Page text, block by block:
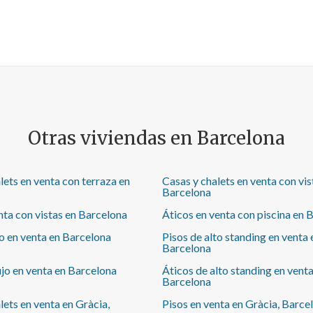
como supermercados, farmacias, colegios, hospitales
y restaurantes con terrazas. Además, está rodeado de
con el resto de la ciudad, con la parada de metro
Penitents (L3) a solo 7 minutos andando y muy cerca
de la salida 6 de la Ronda de Dalt (B-20).
Otras viviendas en Barcelona
en venta con terraza en
Casas y chalets en venta con
Barcelona
con vistas en Barcelona Áticos en venta con piscina en
en venta en Barcelona
Pisos de alto standing en venta
Barcelona
en venta en Barcelona
Áticos de alto standing en
Barcelona
en venta en Gràcia,
Pisos en venta en Gràcia,